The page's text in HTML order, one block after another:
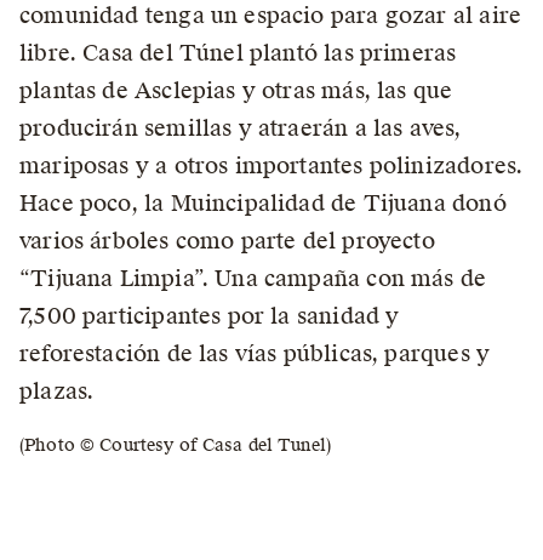
comunidad tenga un espacio para gozar al aire
libre. Casa del Túnel plantó las primeras
plantas de Asclepias y otras más, las que
producirán semillas y atraerán a las aves,
mariposas y a otros importantes polinizadores.
Hace poco, la Muincipalidad de Tijuana donó
varios árboles como parte del proyecto
“Tijuana Limpia”. Una campaña con más de
7,500 participantes por la sanidad y
reforestación de las vías públicas, parques y
plazas.
(Photo © Courtesy of Casa del Tunel)